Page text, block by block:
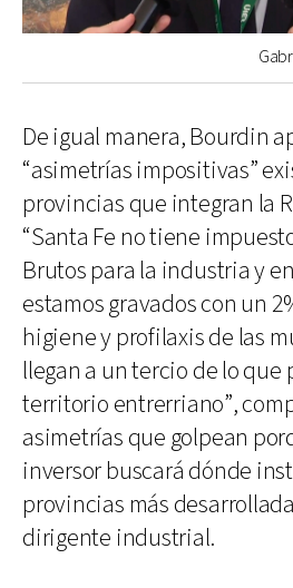
De igual manera, Bourdin
“asimetrías impositivas”
provincias que integran la
“Santa Fe no tiene
Brutos para la industria y
estamos gravados con un
higiene y profilaxis de las
llegan a un tercio de lo que
territorio entrerriano”,
asimetrías que golpean
inversor buscará dónde
provincias más
dirigente industrial.